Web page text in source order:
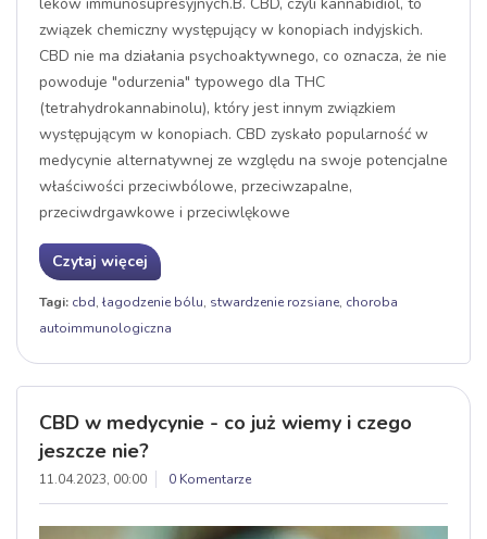
związek chemiczny występujący w konopiach indyjskich.
CBD nie ma działania psychoaktywnego, co oznacza, że nie
powoduje "odurzenia" typowego dla THC
(tetrahydrokannabinolu), który jest innym związkiem
występującym w konopiach. CBD zyskało popularność w
medycynie alternatywnej ze względu na swoje potencjalne
właściwości przeciwbólowe, przeciwzapalne,
przeciwdrgawkowe i przeciwlękowe
Czytaj więcej
Tagi: cbd, łagodzenie bólu, stwardzenie rozsiane, choroba
autoimmunologiczna
CBD w medycynie - co już wiemy i czego
jeszcze nie?
11.04.2023, 00:00 0 Komentarze